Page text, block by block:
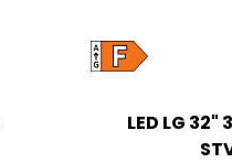
LED LG 32"